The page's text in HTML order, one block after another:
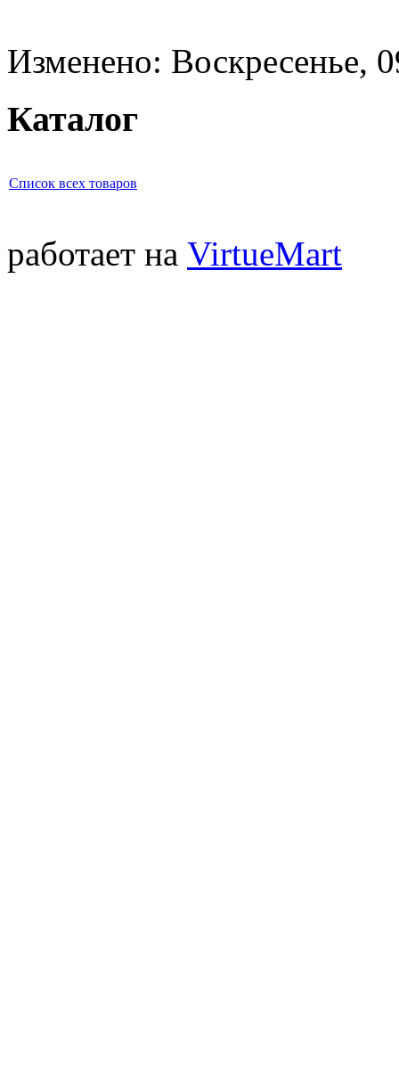
Изменено: Воскресенье,
Каталог
Список всех товаров
работает на VirtueMart